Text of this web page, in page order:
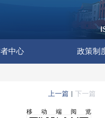
中心 政策制
上一篇 下一篇
移动端阅览